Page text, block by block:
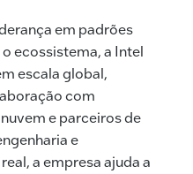
em padrões
ecossistema, a Intel
escala global,
com
e parceiros de
e
a empresa ajuda a